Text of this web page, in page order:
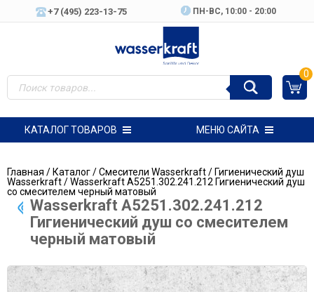
+7 (495) 223-13-75 ПН-ВC, 10:00 - 20:00
0
КАТАЛОГ ТОВАРОВ МЕНЮ САЙТА
Главная /Каталог/Смесители Wasserkraft/Гигиенический душ
Wasserkraft/ Wasserkraft A5251.302.241.212 Гигиенический душ
со смесителем черный матовый
Wasserkraft A5251.302.241.212
Гигиенический душ со смесителем
черный матовый